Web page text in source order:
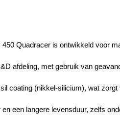
Quadracer is ontwikkeld voor
afdeling, met gebruik van
coating (nikkel-silicium), wat
een langere levensduur, zelfs